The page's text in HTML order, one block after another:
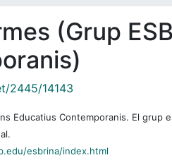
(Grup
2445/14143
Educatius Contemporanis. El
esbrina/index.html